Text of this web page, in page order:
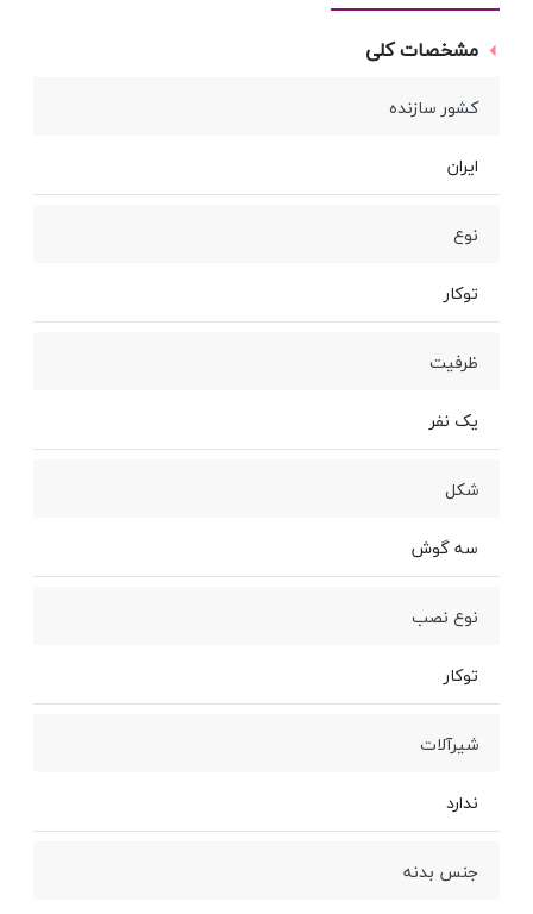
مشخصات کلی
کشور سازنده
ایران
نوع
توکار
ظرفیت
یک نفر
شکل
سه گوش
نوع نصب
توکار
شیرآلات
ندارد
جنس بدنه